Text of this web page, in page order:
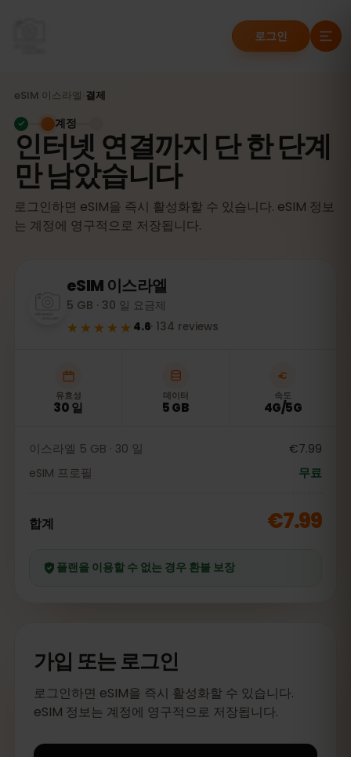
로그인
eSIM 이스라엘 결제
인터넷 연결까지 단 한 단계
만 남았습니다
로그인하면 eSIM을 즉시 활성화할 수 있습니다. eSIM 정보
는 계정에 영구적으로 저장됩니다.
계정
eSIM 이스라엘
5 GB · 30 일 요금제
★★★★★ 4.6· 134 reviews
유효성
30 일
데이터
5 GB
속도
4G/5G
이스라엘 5 GB · 30 일
€7.99
eSIM 프로필
무료
합계 €7.99
플랜을 이용할 수 없는 경우 환불 보장
가입 또는 로그인
로그인하면 eSIM을 즉시 활성화할 수 있습니다.
eSIM 정보는 계정에 영구적으로 저장됩니다.